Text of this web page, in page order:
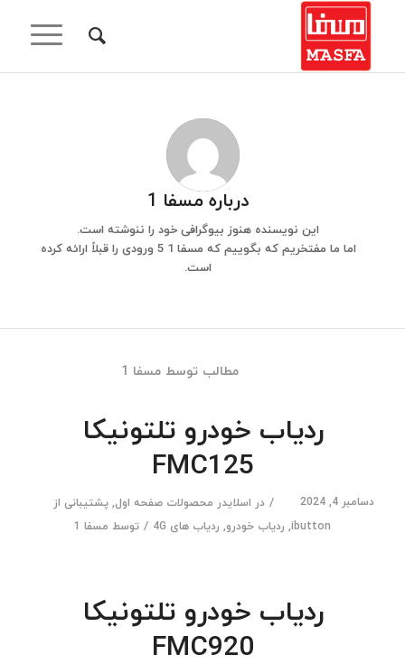
درباره مسفا 1
این نویسنده هنوز بیوگرافی خود را ننوشته است.
اما ما مفتخریم که بگوییم که مسفا 1
5 ورودی را قبلاً ارائه کرده
است.
مطالب توسط مسفا 1
ردیاب خودرو تلتونیکا
FMC125
دسامبر 4, 2024 / در اسلایدر محصولات صفحه اول,پشتیبانی از
ibutton
, ردیاب خودرو, ردیاب های 4G / توسط مسفا 1
ردیاب خودرو تلتونیکا
FMC920